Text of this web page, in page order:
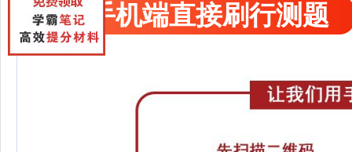
手机端直接刷行测题